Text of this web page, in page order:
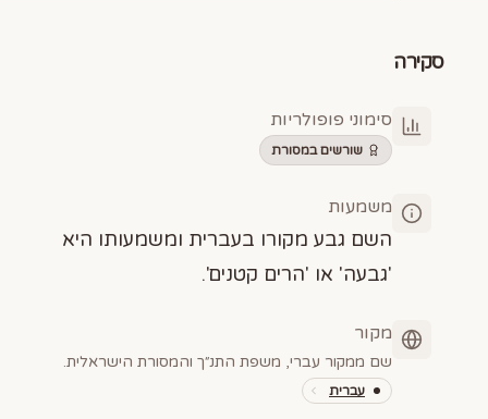
סקירה
סימוני פופולריות
שורשים במסורת
משמעות
השם גבע מקורו בעברית ומשמעותו היא
'גבעה' או 'הרים קטנים'.
מקור
שם ממקור עברי, משפת התנ״ך והמסורת הישראלית.
עברית